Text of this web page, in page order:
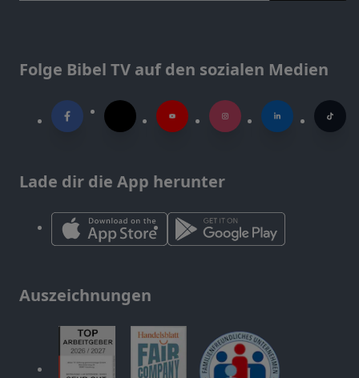
Folge Bibel TV auf den sozialen Medien
Lade dir die App herunter
Auszeichnungen